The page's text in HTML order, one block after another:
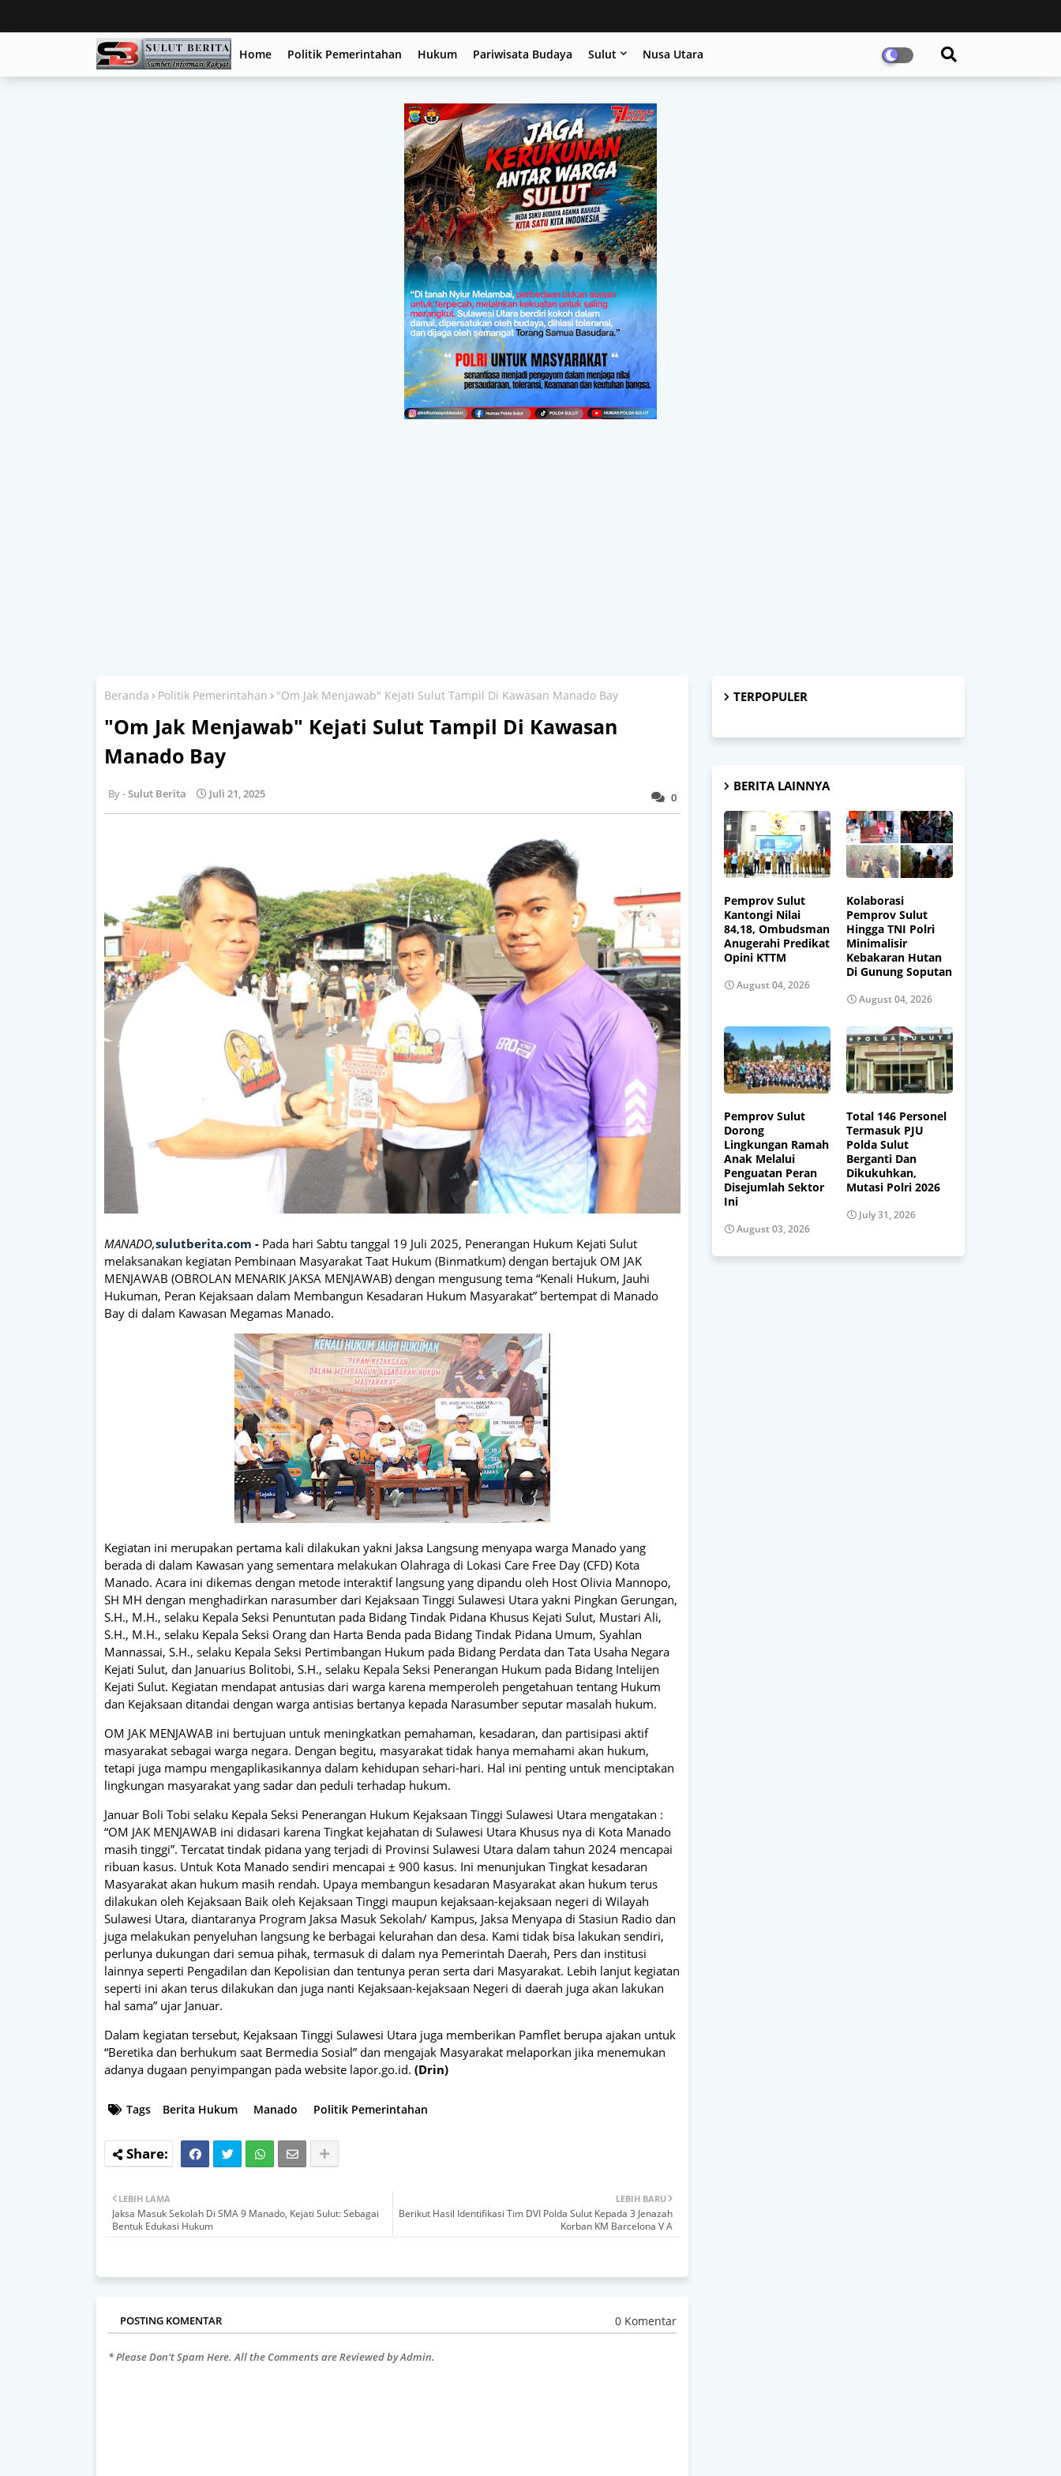
Home Politik Pemerintahan Hukum Pariwisata Budaya Sulut Nusa Utara
Beranda Politik Pemerintahan "Om Jak Menjawab" Kejati Sulut Tampil Di Kawasan Manado Bay
"Om Jak Menjawab" Kejati Sulut Tampil Di Kawasan
Manado Bay
0
Sulut Berita Juli 21, 2025
MANADO,sulutberita.com - Pada hari Sabtu tanggal 19 Juli 2025, Penerangan Hukum Kejati Sulut
melaksanakan kegiatan Pembinaan Masyarakat Taat Hukum (Binmatkum) dengan bertajuk OM JAK
MENJAWAB (OBROLAN MENARIK JAKSA MENJAWAB) dengan mengusung tema “Kenali Hukum, Jauhi
Hukuman, Peran Kejaksaan dalam Membangun Kesadaran Hukum Masyarakat” bertempat di Manado
Bay di dalam Kawasan Megamas Manado.
Kegiatan ini merupakan pertama kali dilakukan yakni Jaksa Langsung menyapa warga Manado yang
berada di dalam Kawasan yang sementara melakukan Olahraga di Lokasi Care Free Day (CFD) Kota
Manado. Acara ini dikemas dengan metode interaktif langsung yang dipandu oleh Host Olivia Mannopo,
SH MH dengan menghadirkan narasumber dari Kejaksaan Tinggi Sulawesi Utara yakni Pingkan Gerungan,
S.H., M.H., selaku Kepala Seksi Penuntutan pada Bidang Tindak Pidana Khusus Kejati Sulut, Mustari Ali,
S.H., M.H., selaku Kepala Seksi Orang dan Harta Benda pada Bidang Tindak Pidana Umum, Syahlan
Mannassai, S.H., selaku Kepala Seksi Pertimbangan Hukum pada Bidang Perdata dan Tata Usaha Negara
Kejati Sulut, dan Januarius Bolitobi, S.H., selaku Kepala Seksi Penerangan Hukum pada Bidang Intelijen
Kejati Sulut. Kegiatan mendapat antusias dari warga karena memperoleh pengetahuan tentang Hukum
dan Kejaksaan ditandai dengan warga antisias bertanya kepada Narasumber seputar masalah hukum.
OM JAK MENJAWAB ini bertujuan untuk meningkatkan pemahaman, kesadaran, dan partisipasi aktif
masyarakat sebagai warga negara. Dengan begitu, masyarakat tidak hanya memahami akan hukum,
tetapi juga mampu mengaplikasikannya dalam kehidupan sehari-hari. Hal ini penting untuk menciptakan
lingkungan masyarakat yang sadar dan peduli terhadap hukum.
Januar Boli Tobi selaku Kepala Seksi Penerangan Hukum Kejaksaan Tinggi Sulawesi Utara mengatakan :
“OM JAK MENJAWAB ini didasari karena Tingkat kejahatan di Sulawesi Utara Khusus nya di Kota Manado
masih tinggi”. Tercatat tindak pidana yang terjadi di Provinsi Sulawesi Utara dalam tahun 2024 mencapai
ribuan kasus. Untuk Kota Manado sendiri mencapai ± 900 kasus. Ini menunjukan Tingkat kesadaran
Masyarakat akan hukum masih rendah. Upaya membangun kesadaran Masyarakat akan hukum terus
dilakukan oleh Kejaksaan Baik oleh Kejaksaan Tinggi maupun kejaksaan-kejaksaan negeri di Wilayah
Sulawesi Utara, diantaranya Program Jaksa Masuk Sekolah/ Kampus, Jaksa Menyapa di Stasiun Radio dan
juga melakukan penyeluhan langsung ke berbagai kelurahan dan desa. Kami tidak bisa lakukan sendiri,
perlunya dukungan dari semua pihak, termasuk di dalam nya Pemerintah Daerah, Pers dan institusi
lainnya seperti Pengadilan dan Kepolisian dan tentunya peran serta dari Masyarakat. Lebih lanjut kegiatan
seperti ini akan terus dilakukan dan juga nanti Kejaksaan-kejaksaan Negeri di daerah juga akan lakukan
hal sama” ujar Januar.
Dalam kegiatan tersebut, Kejaksaan Tinggi Sulawesi Utara juga memberikan Pamflet berupa ajakan untuk
“Beretika dan berhukum saat Bermedia Sosial” dan mengajak Masyarakat melaporkan jika menemukan
adanya dugaan penyimpangan pada website lapor.go.id. (Drin)
Tags Berita Hukum Manado Politik Pemerintahan
LEBIH BARU
Berikut Hasil Identifikasi Tim DVI Polda Sulut Kepada 3 Jenazah
Korban KM Barcelona V A
LEBIH LAMA
Jaksa Masuk Sekolah Di SMA 9 Manado, Kejati Sulut: Sebagai
Bentuk Edukasi Hukum
POSTING KOMENTAR 0 Komentar
* Please Don't Spam Here. All the Comments are Reviewed by Admin.
TERPOPULER
BERITA LAINNYA
Pemprov Sulut
Kantongi Nilai
84,18, Ombudsman
Anugerahi Predikat
Opini KTTM
August 04, 2026
Kolaborasi
Pemprov Sulut
Hingga TNI Polri
Minimalisir
Kebakaran Hutan
Di Gunung Soputan
August 04, 2026
Pemprov Sulut
Dorong
Lingkungan Ramah
Anak Melalui
Penguatan Peran
Disejumlah Sektor
Ini
August 03, 2026
Total 146 Personel
Termasuk PJU
Polda Sulut
Berganti Dan
Dikukuhkan,
Mutasi Polri 2026
July 31, 2026